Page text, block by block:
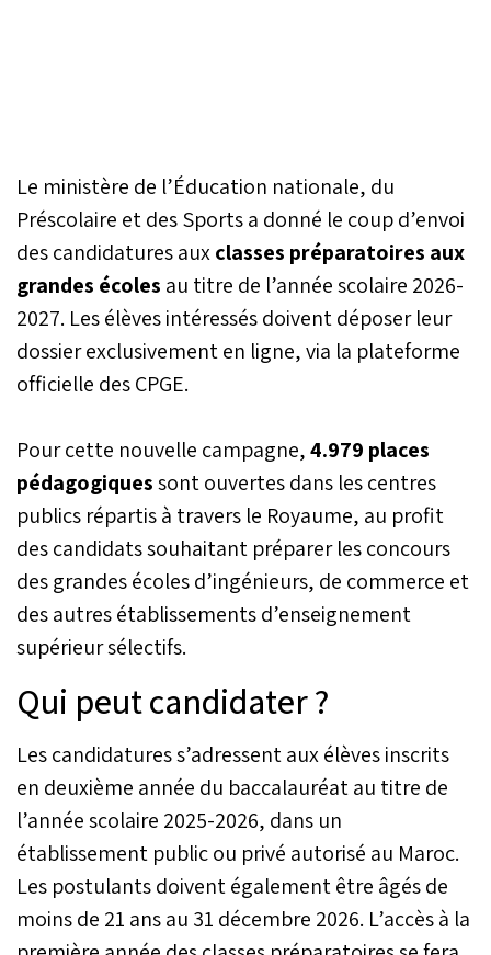
Le ministère de l’Éducation nationale, du
Préscolaire et des Sports a donné le coup d’envoi
des candidatures auxclasses préparatoires aux
grandes écoles au titre de l’année scolaire 2026-
2027. Les élèves intéressés doivent déposer leur
dossier exclusivement en ligne, via la plateforme
officielle des CPGE.
Pour cette nouvelle campagne,4.979 places
pédagogiquessont ouvertes dans les centres
publics répartis à travers le Royaume, au profit
des candidats souhaitant préparer les concours
des grandes écoles d’ingénieurs, de commerce et
des autres établissements d’enseignement
supérieur sélectifs.
Qui peut candidater ?
Les candidatures s’adressent aux élèves inscrits
en deuxième année du baccalauréat au titre de
l’année scolaire 2025-2026, dans un
établissement public ou privé autorisé au Maroc.
Les postulants doivent également être âgés de
moins de 21 ans au 31 décembre 2026. L’accès à la